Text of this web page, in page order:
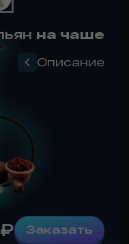
на чаше
Описание
₽ Заказать